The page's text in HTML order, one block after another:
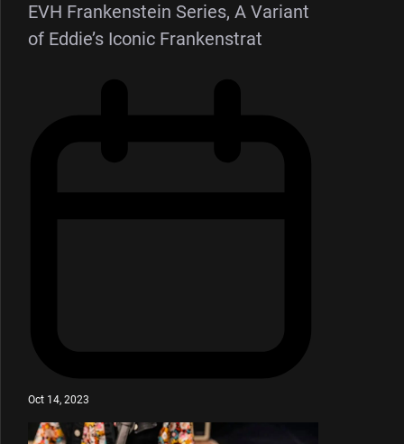
EVH Frankenstein Series, A Variant
of Eddie’s Iconic Frankenstrat
Oct 14, 2023